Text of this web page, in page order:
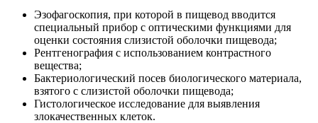
Эзофагоскопия, при которой в пищевод вводится
специальный прибор с оптическими функциями для
оценки состояния слизистой оболочки пищевода;
Рентгенография с использованием контрастного
вещества;
Бактериологический посев биологического материала,
взятого с слизистой оболочки пищевода;
Гистологическое исследование для выявления
злокачественных клеток.